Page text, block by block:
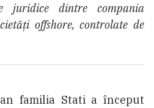
juridice dintre compania
offshore, controlate de
familia Stati a început